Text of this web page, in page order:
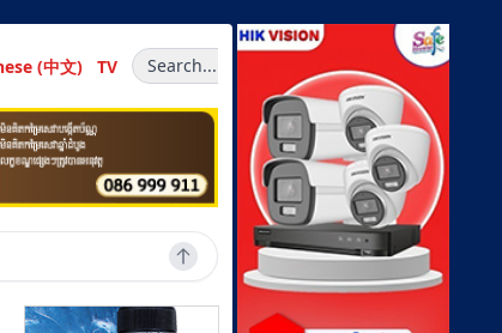
(中文) TV Search...